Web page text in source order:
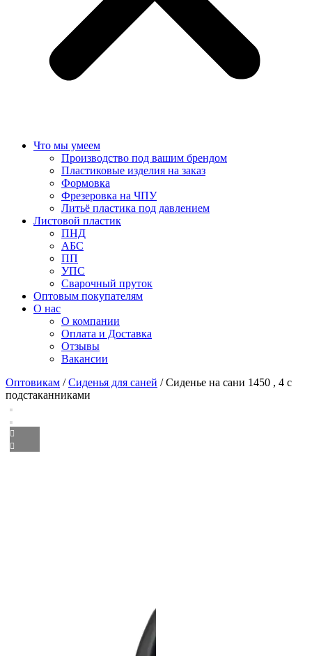
Что мы умеем
Производство под вашим брендом
Пластиковые изделия на заказ
Формовка
Фрезеровка на ЧПУ
Литьё пластика под давлением
Листовой пластик
ПНД
АБС
ПП
УПС
Сварочный пруток
Оптовым покупателям
О нас
О компании
Оплата и Доставка
Отзывы
Вакансии
Оптовикам /Сиденья для саней / Сиденье на сани 1450 , 4 с
подстаканниками